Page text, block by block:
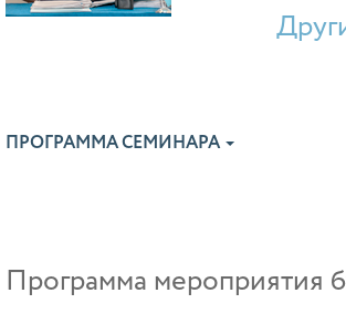
ПРОГРАММА СЕМИНАРА
Программа мероприятия